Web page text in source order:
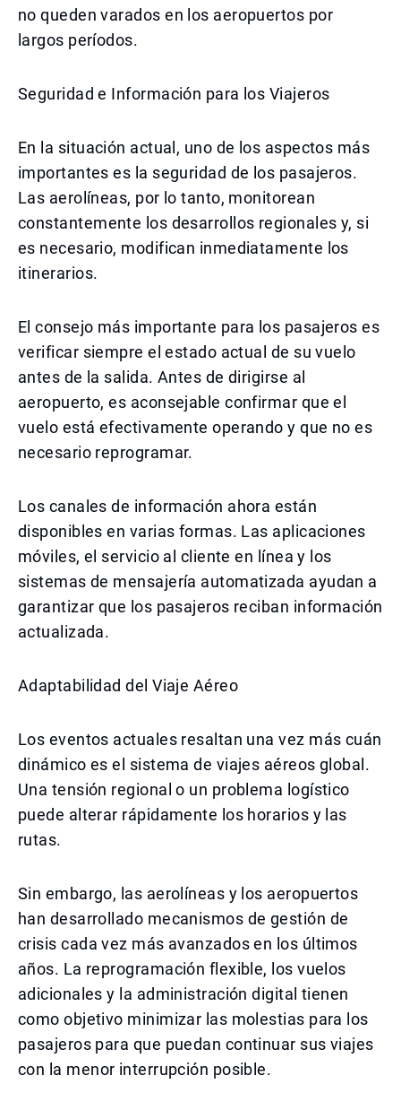
no queden varados en los aeropuertos por
largos períodos.
Seguridad e Información para los Viajeros
En la situación actual, uno de los aspectos más
importantes es la seguridad de los pasajeros.
Las aerolíneas, por lo tanto, monitorean
constantemente los desarrollos regionales y, si
es necesario, modifican inmediatamente los
itinerarios.
El consejo más importante para los pasajeros es
verificar siempre el estado actual de su vuelo
antes de la salida. Antes de dirigirse al
aeropuerto, es aconsejable confirmar que el
vuelo está efectivamente operando y que no es
necesario reprogramar.
Los canales de información ahora están
disponibles en varias formas. Las aplicaciones
móviles, el servicio al cliente en línea y los
sistemas de mensajería automatizada ayudan a
garantizar que los pasajeros reciban información
actualizada.
Adaptabilidad del Viaje Aéreo
Los eventos actuales resaltan una vez más cuán
dinámico es el sistema de viajes aéreos global.
Una tensión regional o un problema logístico
puede alterar rápidamente los horarios y las
rutas.
Sin embargo, las aerolíneas y los aeropuertos
han desarrollado mecanismos de gestión de
crisis cada vez más avanzados en los últimos
años. La reprogramación flexible, los vuelos
adicionales y la administración digital tienen
como objetivo minimizar las molestias para los
pasajeros para que puedan continuar sus viajes
con la menor interrupción posible.